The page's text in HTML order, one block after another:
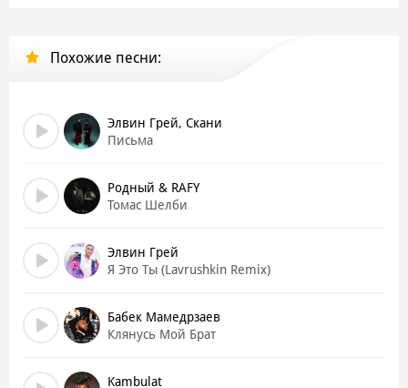
Между нами дожди
Они тоже из слёз
Далеко от тебя
Я молю ты дождись
Она - ориентир
Как её мне найти?
Ищу, я наощупь и запах ищу твои руки
Ищу, я наощупь и запах ищу твои руки
Похожие песни:
Элвин Грей, Скани
Письма
Родный & RAFY
Томас Шелби
Элвин Грей
Я Это Ты (Lavrushkin Remix)
Бабек Мамедрзаев
Клянусь Мой Брат
Kambulat